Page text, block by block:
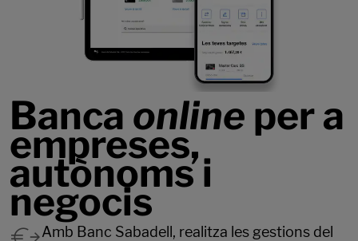
Banca online per a
empreses,
autònoms i
negocis
Amb Banc Sabadell, realitza les gestions del